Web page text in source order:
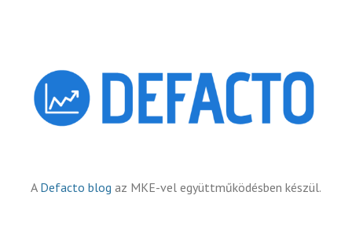
A Defacto blog az MKE-vel együttműködésben készül.